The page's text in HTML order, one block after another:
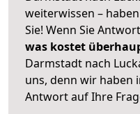
weiterwissen –
Sie! Wenn Sie
was kostet
Darmstadt nach
uns, denn wir haben
Antwort auf Ihre